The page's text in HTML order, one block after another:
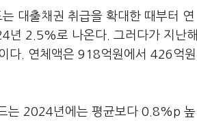
대출채권 취급을 확대한 때부터 연
2.5%로 나온다. 그러다가 지난해
다. 연체액은 918억원에서 426억원
는 2024년에는 평균보다 0.8%p 높